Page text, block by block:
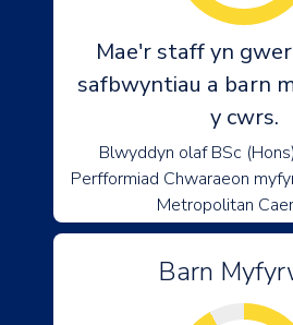
Mae'r staff yn
safbwyntiau a barn
y cwrs.
Blwyddyn olaf BSc
Perfformiad Chwaraeon
Metropolitan
Barn